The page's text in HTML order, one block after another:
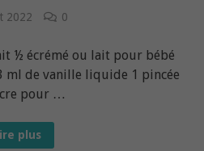
2022 0
½ écrémé ou lait pour bébé
ml de vanille liquide 1 pincée
pour …
plus